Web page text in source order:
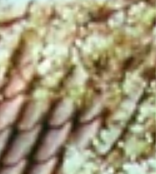
verhaal. Het volledige verhaal gaat uitgebreider
op de historiek en staat boordevol anekdotes van
de kleinkinderen die op de hoeve speelden en